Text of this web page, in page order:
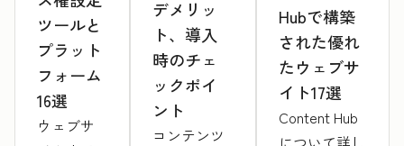
ツールと
プラット
フォーム
16選
ウェブサ
デメリッ
ト、導入
時のチェ
ックポイ
ント
コンテンツ
Hubで構築
された優れ
たウェブサ
イト17選
Content Hub